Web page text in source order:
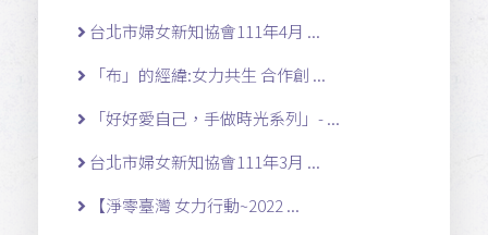
台北市婦女新知協會111年4月 ...
「布」的經緯:女力共生 合作創 ...
「好好愛自己，手做時光系列」- ...
台北市婦女新知協會111年3月 ...
【淨零臺灣 女力行動~2022 ...